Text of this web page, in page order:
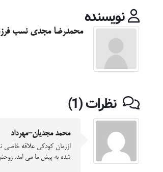
نویسنده
محمدرضا مجدی نسب
نظرات (1)
محمد مجدیان-مهرداد
اززمان کودکی علاقه خاصی
شده به پیش ما می امد.